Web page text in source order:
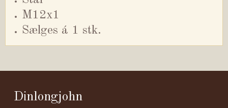
M12x1
Sælges á 1 stk.
Dinlongjohn